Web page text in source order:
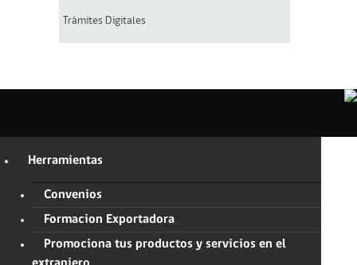
Trámites Digitales
Herramientas
Convenios
Formacion Exportadora
Promociona tus productos y servicios en el